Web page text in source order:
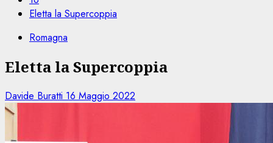
Eletta la Supercoppia
Romagna
Eletta la Supercoppia
Davide Buratti 16 Maggio 2022